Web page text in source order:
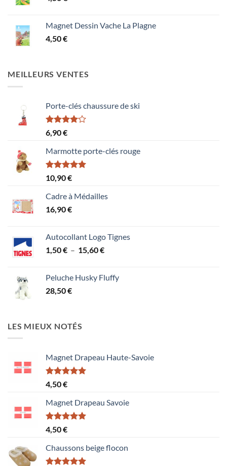
Magnet Dessin Vache La Plagne
4,50€
MEILLEURS VENTES
Porte-clés chaussure de ski
Note
4.00
5
6,90€
Marmotte porte-clés rouge
Note5.00
sur 5
10,90€
Cadre à Médailles
16,90€
Autocollant Logo Tignes
1,50€ – 15,60€Plage
1,50 €
Peluche Husky Fluffy
28,50€
LES MIEUX NOTÉS
Magnet Drapeau Haute-Savoie
Note5.00
sur 5
4,50€
Magnet Drapeau Savoie
Note5.00
sur 5
4,50€
Chaussons beige flocon